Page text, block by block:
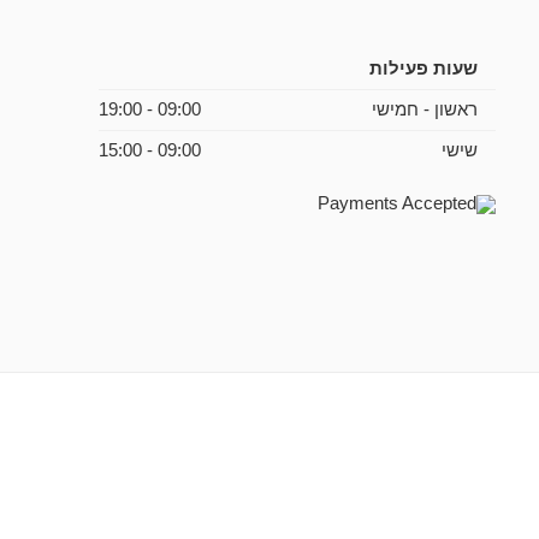
שעות פעילות
ראשון - חמישי 09:00 - 19:00
שישי 09:00 - 15:00